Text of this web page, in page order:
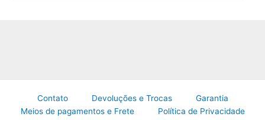
Contato Devoluções e Trocas
Garantia
Meios de pagamentos e Frete
Política de Privacidade